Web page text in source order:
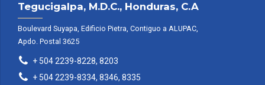
Tegucigalpa, M.D.C., Honduras, C.A
Boulevard Suyapa, Edificio Pietra, Contiguo a ALUPAC,
Apdo. Postal 3625
+ 504 2239-8228, 8203
+ 504 2239-8334, 8346, 8335